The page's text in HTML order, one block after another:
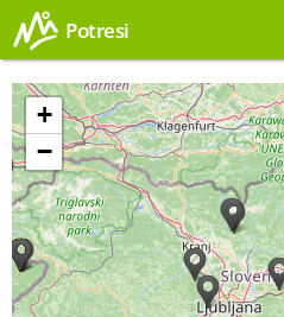
Potresi
+
−